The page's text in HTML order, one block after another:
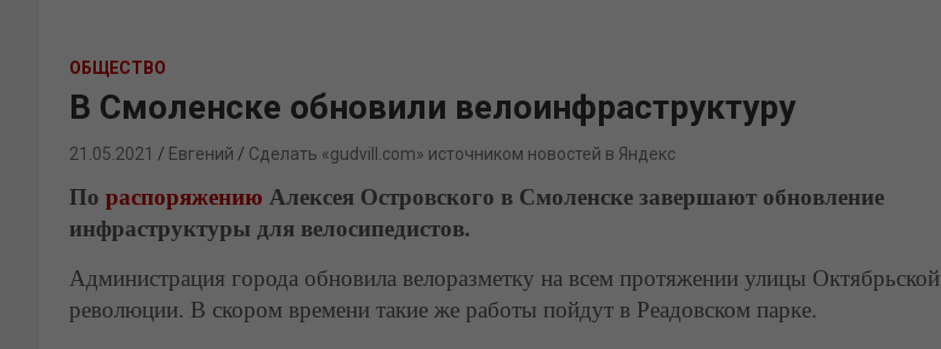
ОБЩЕСТВО
В Смоленске обновили велоинфраструктуру
21.05.2021 Евгений Сделать «gudvill.com» источником новостей в Яндекс
По распоряжению Алексея Островского в Смоленске завершают обновление
инфраструктуры для велосипедистов.
Администрация города обновила велоразметку на всем протяжении улицы Октябрьской
революции. В скором времени такие же работы пойдут в Реадовском парке.